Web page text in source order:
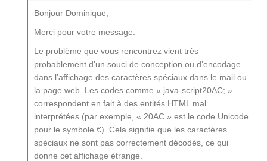
Bonjour Dominique,
Merci pour votre message.
Le problème que vous rencontrez vient très
probablement d’un souci de conception ou d’encodage
dans l’affichage des caractères spéciaux dans le mail ou
la page web. Les codes comme « java-script20AC; »
correspondent en fait à des entités HTML mal
interprétées (par exemple, « 20AC » est le code Unicode
pour le symbole €). Cela signifie que les caractères
spéciaux ne sont pas correctement décodés, ce qui
donne cet affichage étrange.